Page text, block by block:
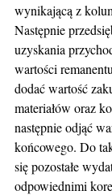
wynikającą z
Następnie
uzyskania
wartości
dodać wartość
materiałów oraz
następnie odjąć
końcowego. Do
się pozostałe
odpowiednimi